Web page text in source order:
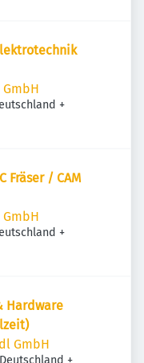
+
Fräser / CAM
+
Hardware
GmbH
+